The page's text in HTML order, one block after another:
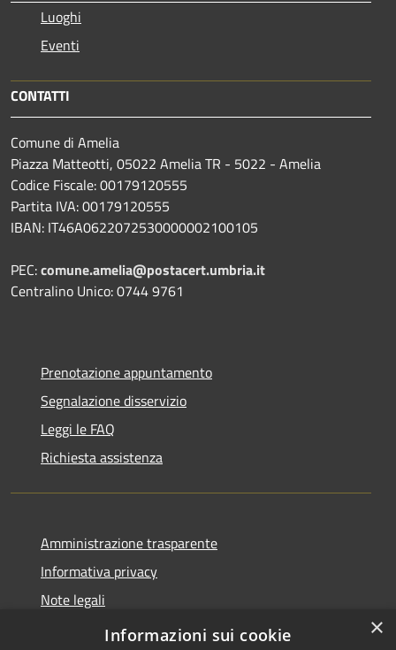
Luoghi
Eventi
CONTATTI
Comune di Amelia
Piazza Matteotti, 05022 Amelia TR - 5022 - Amelia
Codice Fiscale: 00179120555
Partita IVA: 00179120555
IBAN: IT46A0622072530000002100105
PEC:comune.amelia@postacert.umbria.it
Centralino Unico: 0744 9761
Prenotazione appuntamento
Segnalazione disservizio
Leggi le FAQ
Richiesta assistenza
Amministrazione trasparente
Informativa privacy
Note legali
Dichiarazione di accessibilità
×
Informazioni sui cookie